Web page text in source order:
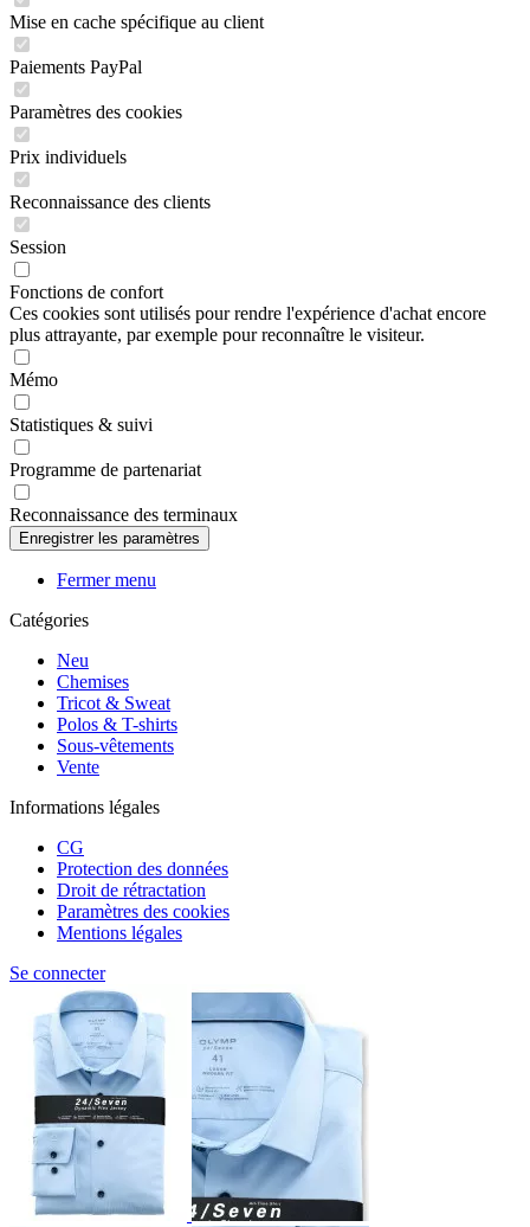
Mise en cache spécifique au client
Paiements PayPal
Paramètres des cookies
Prix individuels
Reconnaissance des clients
Session
Fonctions de confort
Ces cookies sont utilisés pour rendre l'expérience d'achat encore
plus attrayante, par exemple pour reconnaître le visiteur.
Mémo
Statistiques & suivi
Programme de partenariat
Reconnaissance des terminaux
Fermer menu
Catégories
Neu
Chemises
Tricot & Sweat
Polos & T-shirts
Sous-vêtements
Vente
Informations légales
CG
Protection des données
Droit de rétractation
Paramètres des cookies
Mentions légales
Se connecter